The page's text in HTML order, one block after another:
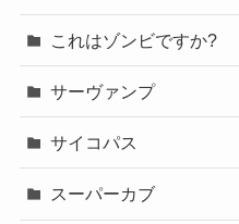
これはゾンビですか?
サーヴァンプ
サイコパス
スーパーカブ